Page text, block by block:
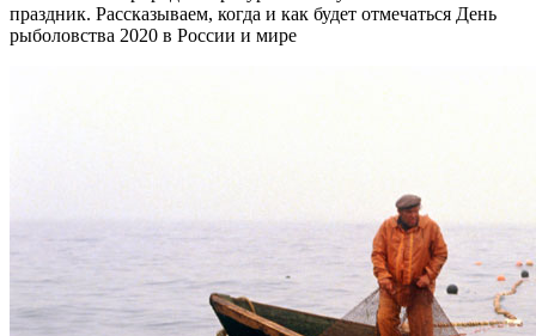
праздник. Рассказываем, когда и как будет отмечаться День
рыболовства 2020 в России и мире